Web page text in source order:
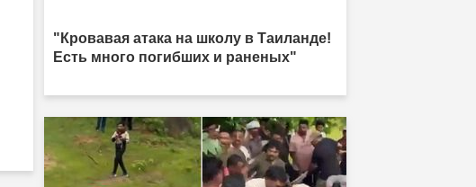
"Кровавая атака на школу в Таиланде!
Есть много погибших и раненых"